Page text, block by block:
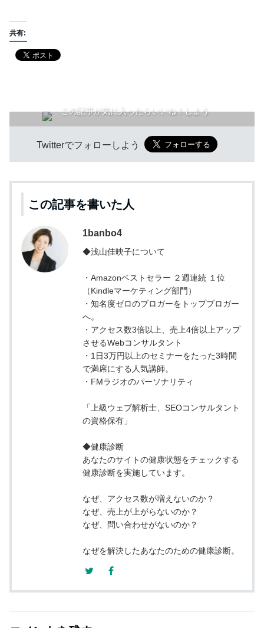
共有:
この記事が気に入ったらいいね！しよう
Twitterでフォローしよう
この記事を書いた人
1banbo4
◆浅山佳映子について
・Amazonベストセラー ２週連続 １位
（Kindleマーケティング部門）
・知名度ゼロのブロガーをトップブロガー
へ。
・アクセス数3倍以上、売上4倍以上アップ
させるWebコンサルタント
・1日3万円以上のセミナーをたった3時間
で満席にする人気講師。
・FMラジオのパーソナリティ
「上級ウェブ解析士、SEOコンサルタント
の資格保有」
◆健康診断
あなたのサイトの健康状態をチェックする
健康診断を実施しています。
なぜ、アクセス数が増えないのか？
なぜ、売上が上がらないのか？
なぜ、問い合わせがないのか？
なぜを解決したあなたのための健康診断。